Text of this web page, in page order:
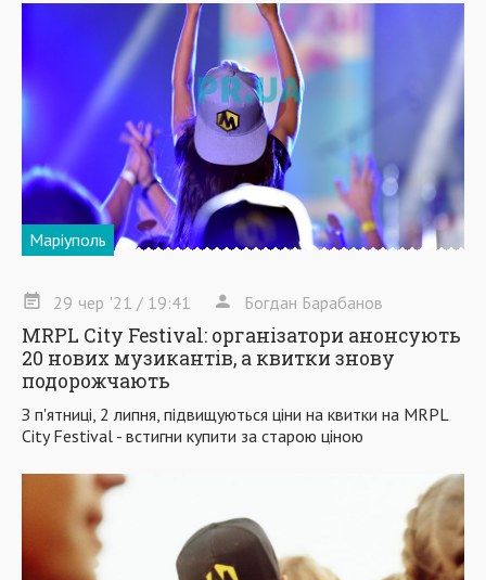
Маріуполь
29 чер '21 / 19:41 Богдан Барабанов
MRPL City Festival: організатори анонсують
20 нових музикантів, а квитки знову
подорожчають
З п'ятниці, 2 липня, підвищуються ціни на квитки на MRPL
City Festival - встигни купити за старою ціною